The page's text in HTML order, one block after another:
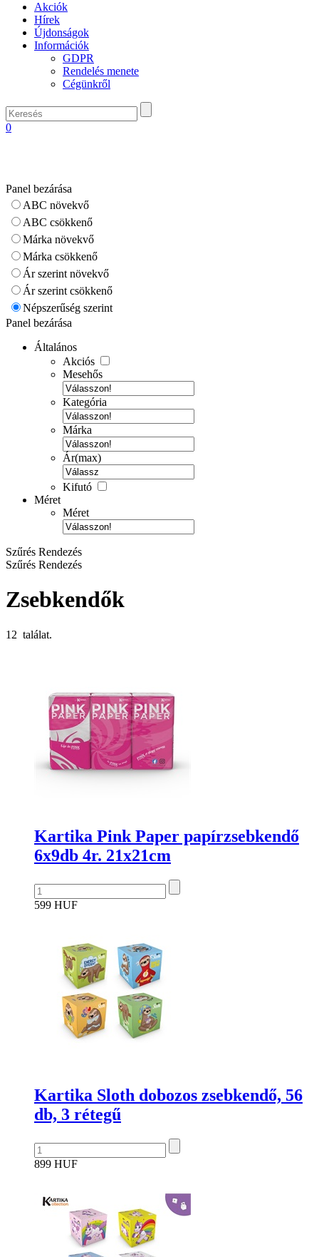
Akciók
Hírek
Újdonságok
Információk
GDPR
Rendelés menete
Cégünkről
0
Panel bezárása
ABC növekvő
ABC csökkenő
Márka növekvő
Márka csökkenő
Ár szerint növekvő
Ár szerint csökkenő
Népszerűség szerint
Panel bezárása
Általános
Akciós
Mesehős
Kategória
Márka
Ár(max)
Kifutó
Méret
Méret
Szűrés Rendezés
Szűrés Rendezés
Zsebkendők
12 találat.
Kartika Pink Paper papírzsebkendő
6x9db 4r. 21x21cm
599 HUF
Kartika Sloth dobozos zsebkendő, 56
db, 3 rétegű
899 HUF